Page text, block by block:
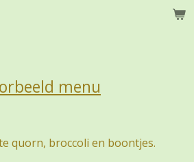
menu
quorn, broccoli en boontjes.